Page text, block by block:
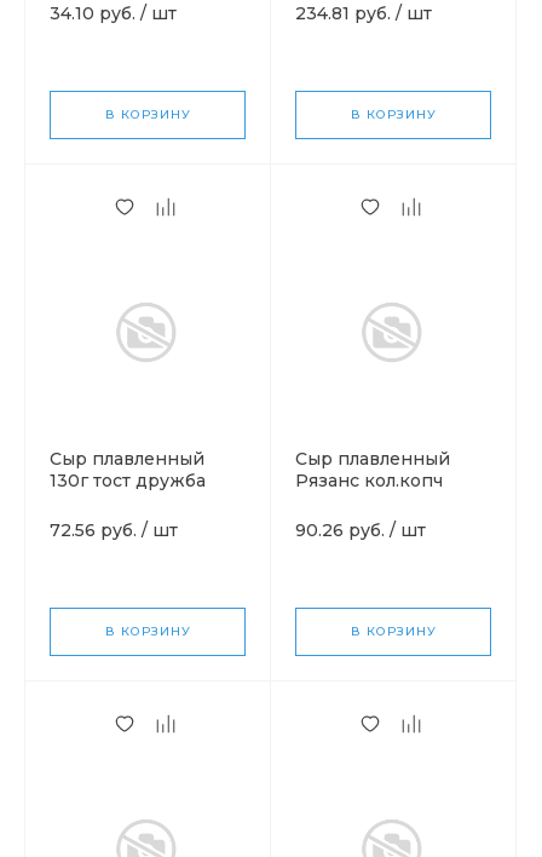
34.10 руб. / шт
В КОРЗИНУ
234.81 руб. / шт
В КОРЗИНУ
Сыр плавленный
130г тост дружба
72.56 руб. / шт
В КОРЗИНУ
Сыр плавленный
Рязанс кол.копч
90.26 руб. / шт
В КОРЗИНУ